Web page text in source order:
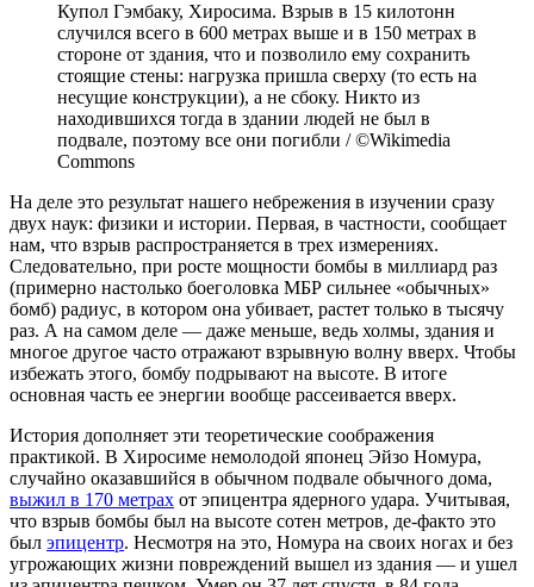
Купол Гэмбаку, Хиросима. Взрыв в 15 килотонн
случился всего в 600 метрах выше и в 150 метрах в
стороне от здания, что и позволило ему сохранить
стоящие стены: нагрузка пришла сверху (то есть на
несущие конструкции), а не сбоку. Никто из
находившихся тогда в здании людей не был в
подвале, поэтому все они погибли / ©Wikimedia
Commons
На деле это результат нашего небрежения в изучении сразу
двух наук: физики и истории. Первая, в частности, сообщает
нам, что взрыв распространяется в трех измерениях.
Следовательно, при росте мощности бомбы в миллиард раз
(примерно настолько боеголовка МБР сильнее «обычных»
бомб) радиус, в котором она убивает, растет только в тысячу
раз. А на самом деле — даже меньше, ведь холмы, здания и
многое другое часто отражают взрывную волну вверх. Чтобы
избежать этого, бомбу подрывают на высоте. В итоге
основная часть ее энергии вообще рассеивается вверх.
История дополняет эти теоретические соображения
практикой. В Хиросиме немолодой японец Эйзо Номура,
случайно оказавшийся в обычном подвале обычного дома,
выжил в 170 метрах от эпицентра ядерного удара. Учитывая,
что взрыв бомбы был на высоте сотен метров, де-факто это
был эпицентр. Несмотря на это, Номура на своих ногах и без
угрожающих жизни повреждений вышел из здания — и ушел